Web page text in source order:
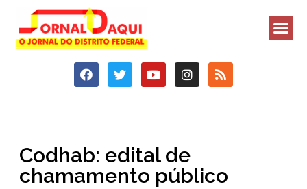
Codhab: edital de
chamamento público